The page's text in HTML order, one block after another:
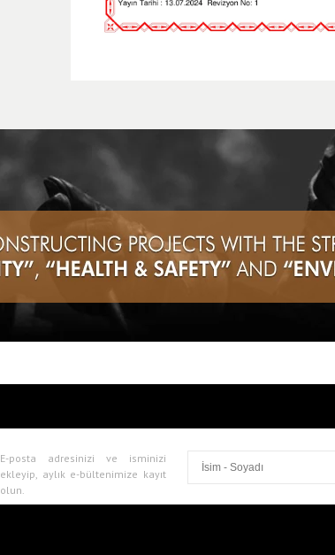
E-posta adresinizi ve isminizi
ekleyip, aylık e-bültenimize kayıt
olun.